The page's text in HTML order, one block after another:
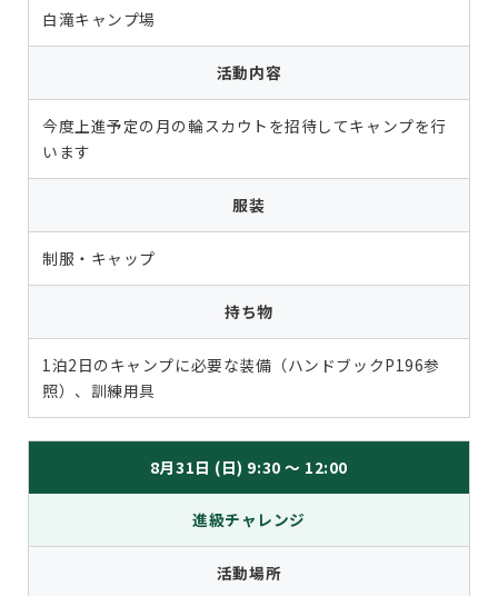
白滝キャンプ場
活動内容
今度上進予定の月の輪スカウトを招待してキャンプを行
います
服装
制服・キャップ
持ち物
1泊2日のキャンプに必要な装備（ハンドブックP196参
照）、訓練用具
8月31日 (日) 9:30 ～ 12:00
進級チャレンジ
活動場所